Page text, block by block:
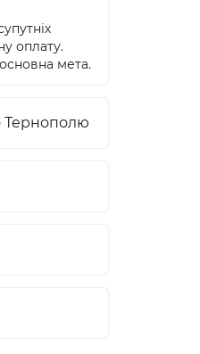
оплату.
мета.
Тернополю